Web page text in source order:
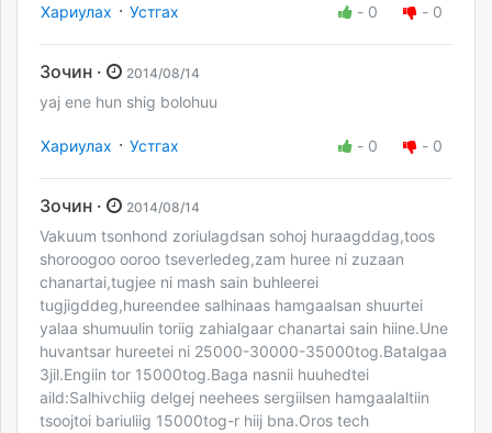
Хариулах · Устгах - 0 - 0
Зочин · 2014/08/14
yaj ene hun shig bolohuu
Хариулах · Устгах - 0 - 0
Зочин · 2014/08/14
Vakuum tsonhond zoriulagdsan sohoj huraagddag,toos
shoroogoo ooroo tseverledeg,zam huree ni zuzaan
chanartai,tugjee ni mash sain buhleerei
tugjigddeg,hureendee salhinaas hamgaalsan shuurtei
yalaa shumuulin toriig zahialgaar chanartai sain hiine.Une
huvantsar hureetei ni 25000-30000-35000tog.Batalgaa
3jil.Engiin tor 15000tog.Baga nasnii huuhedtei
aild:Salhivchiig delgej neehees sergiilsen hamgaalaltiin
tsoojtoi bariuliig 15000tog-r hiij bna.Oros tech